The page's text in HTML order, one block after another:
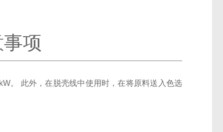
项
。 此外，在脱壳线中使用时，在将原料送入色选